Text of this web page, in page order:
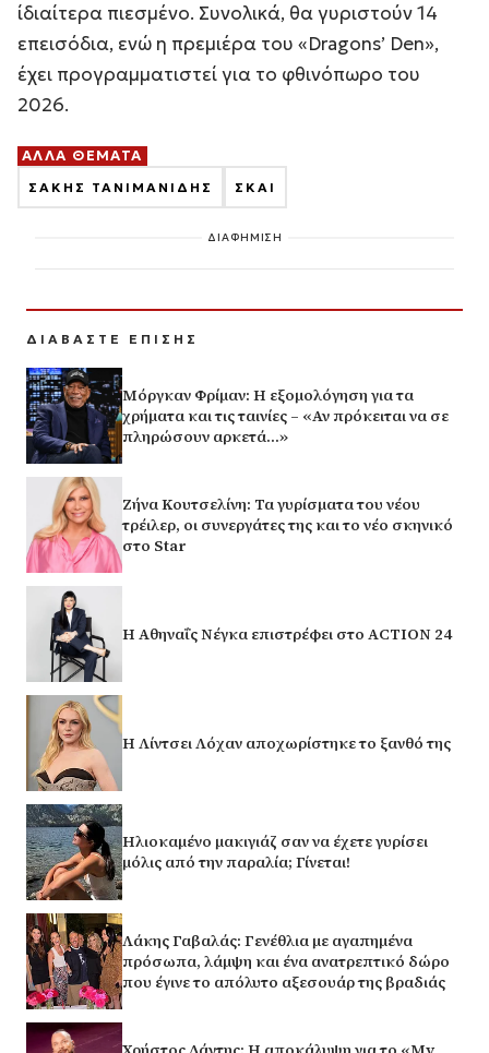
ίδιαίτερα πιεσμένο. Συνολικά, θα γυριστούν 14
επεισόδια, ενώ η πρεμιέρα του «Dragons’ Den»,
έχει προγραμματιστεί για το φθινόπωρο του
2026.
ΑΛΛΑ ΘΕΜΑΤΑ
ΣΑΚΗΣ ΤΑΝΙΜΑΝΙΔΗΣ ΣΚΑΙ
ΔΙΑΦΗΜΙΣΗ
ΔΙΑΒΑΣΤΕ ΕΠΙΣΗΣ
Μόργκαν Φρίμαν: Η εξομολόγηση για τα
χρήματα και τις ταινίες – «Αν πρόκειται να σε
πληρώσουν αρκετά…»
Ζήνα Κουτσελίνη: Τα γυρίσματα του νέου
τρέιλερ, οι συνεργάτες της και το νέο σκηνικό
στο Star
Η Αθηναΐς Νέγκα επιστρέφει στο ACTION 24
Η Λίντσει Λόχαν αποχωρίστηκε το ξανθό της
Ηλιοκαμένο μακιγιάζ σαν να έχετε γυρίσει
μόλις από την παραλία; Γίνεται!
Λάκης Γαβαλάς: Γενέθλια με αγαπημένα
πρόσωπα, λάμψη και ένα ανατρεπτικό δώρο
που έγινε το απόλυτο αξεσουάρ της βραδιάς